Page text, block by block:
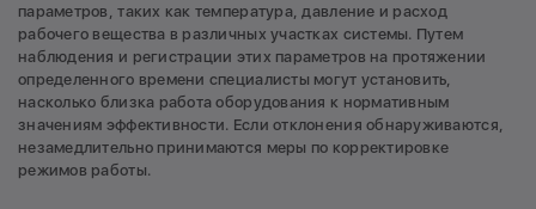
параметров, таких как температура, давление и расход
рабочего вещества в различных участках системы. Путем
наблюдения и регистрации этих параметров на протяжении
определенного времени специалисты могут установить,
насколько близка работа оборудования к нормативным
значениям эффективности. Если отклонения обнаруживаются,
незамедлительно принимаются меры по корректировке
режимов работы.